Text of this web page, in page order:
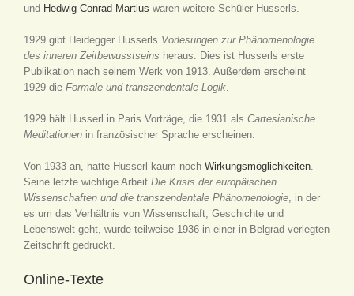
und Hedwig Conrad-Martius waren weitere Schüler Husserls.
1929 gibt Heidegger Husserls Vorlesungen zur Phänomenologie
des inneren Zeitbewusstseins heraus. Dies ist Husserls erste
Publikation nach seinem Werk von 1913. Außerdem erscheint
1929 die Formale und transzendentale Logik
1929 hält Husserl in Paris Vorträge, die 1931 als Cartesianische
Meditationen in französischer Sprache erscheinen.
Von 1933 an, hatte Husserl kaum noch Wirkungsmöglichkeiten
Seine letzte wichtige Arbeit Die Krisis der europäischen
Wissenschaften und die transzendentale Phänomenologie , in der
es um das Verhältnis von Wissenschaft, Geschichte und
Lebenswelt geht, wurde teilweise 1936 in einer in Belgrad verlegten
Zeitschrift gedruckt.
Online-Texte